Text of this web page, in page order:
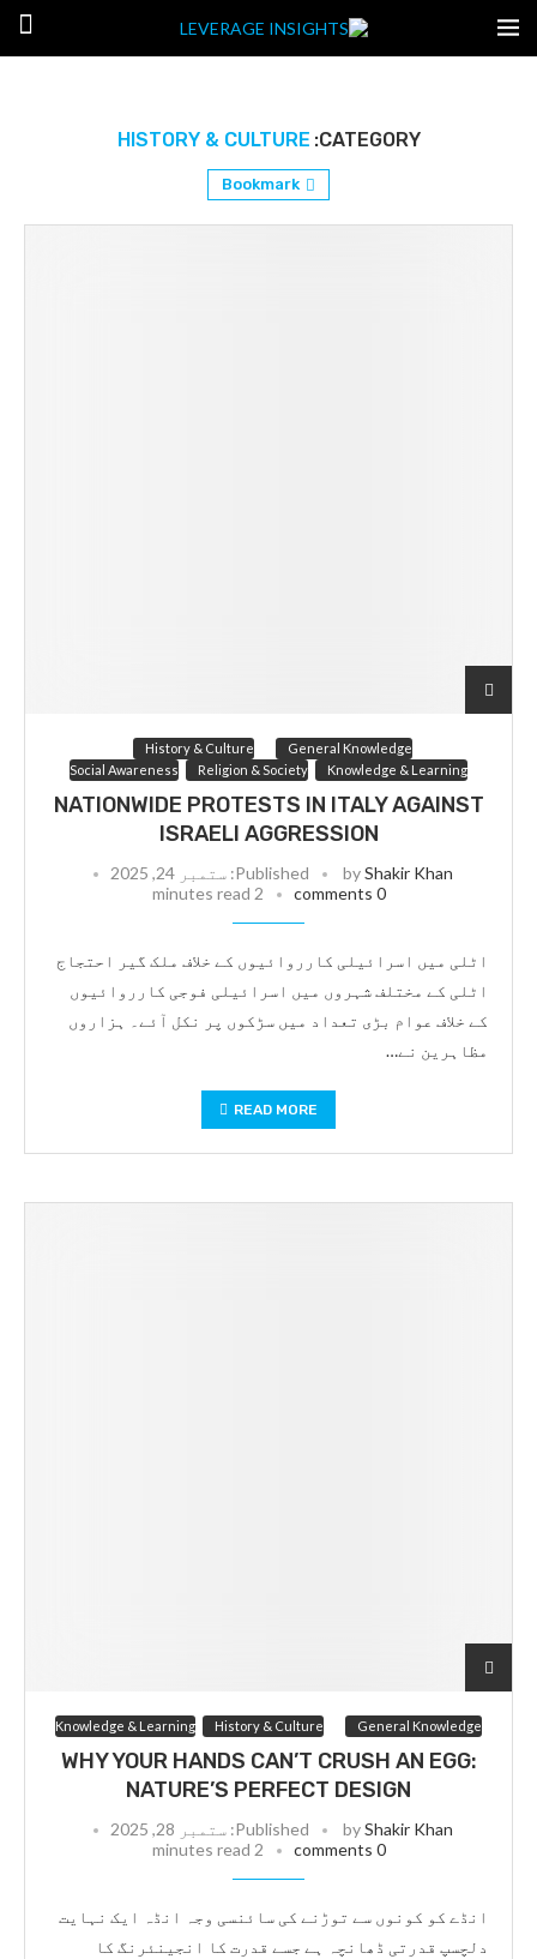
CATEGORY:
HISTORY & CULTURE
Bookmark
General Knowledge
History & Culture
Knowledge & Learning
Religion & Society
Social Awareness
NATIONWIDE PROTESTS IN ITALY AGAINST
ISRAELI AGGRESSION
byShakir Khan
Published: ستمبر 24, 2025
0 comments
2 minutes read
اٹلی میں اسرائیلی کارروائیوں کے خلاف ملک گیر احتجاج
اٹلی کے مختلف شہروں میں اسرائیلی فوجی کارروائیوں
کے خلاف عوام بڑی تعداد میں سڑکوں پر نکل آئے۔ ہزاروں
مظاہرین نے…
READ MORE
General Knowledge
History & Culture
Knowledge & Learning
WHY YOUR HANDS CAN’T CRUSH AN EGG:
NATURE’S PERFECT DESIGN
byShakir Khan
Published: ستمبر 28, 2025
0 comments
2 minutes read
انڈے کو کونوں سے توڑنے کی سائنسی وجہ انڈہ ایک نہایت
دلچسپ قدرتی ڈھانچہ ہے جسے قدرت کا انجینئرنگ کا